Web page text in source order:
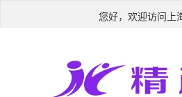
您好，欢迎访问上